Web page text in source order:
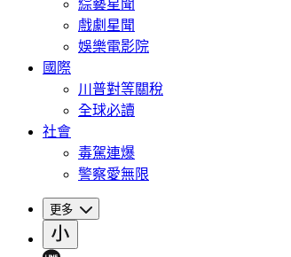
綜藝星聞
戲劇星聞
娛樂電影院
國際
川普對等關稅
全球必讀
社會
毒駕連爆
警察愛無限
更多